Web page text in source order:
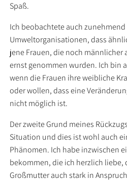
Spaß.
Ich beobachtete auch
Umweltorganisationen, dass
jene Frauen, die noch männlicher
ernst genommen wurden. Ich bin
wenn die Frauen ihre weibliche
oder wollen, dass eine
nicht möglich ist.
Der zweite Grund meines
Situation und dies ist wohl auch
Phänomen. Ich habe inzwischen
bekommen, die ich herzlich liebe,
Großmutter auch stark in